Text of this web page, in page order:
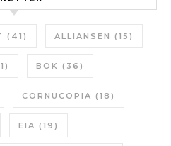
(41) ALLIANSEN (15)
BOK (36)
CORNUCOPIA (18)
EIA (19)